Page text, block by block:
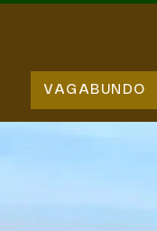
VAGABUNDO